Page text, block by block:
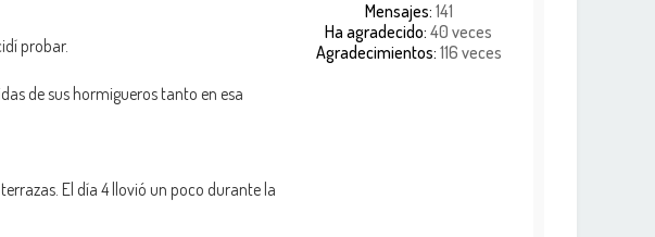
Mensajes: 141
Ha agradecido: 40 veces
Agradecimientos: 116 veces
probar.
de sus hormigueros tanto en esa
El día 4 llovió un poco durante la